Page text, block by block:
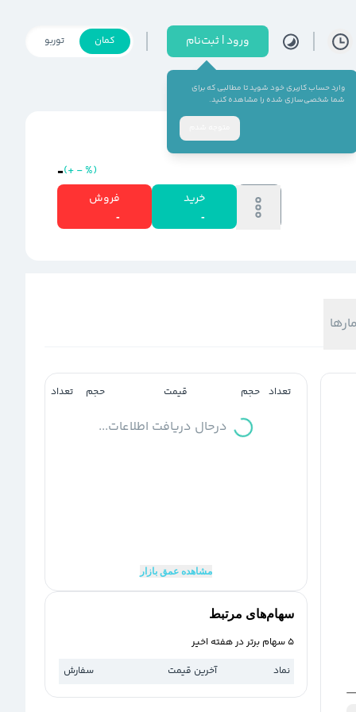
ورود | ثبت‌نام
وارد حساب کاربری خود شوید تا مطالبی که برای
شما شخصی‌سازی شده را مشاهده کنید.
کمان توربو
-(+-%)
خرید
-
فروش
-
تعداد حجم قیمت حجم تعداد
درحال دریافت اطلاعات...
مشاهده عمق بازار
سهام‌های مرتبط
5 سهام برتر در هفته اخیر
نماد
آخرین قیمت سفارش